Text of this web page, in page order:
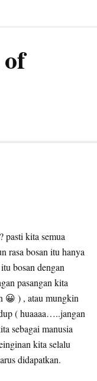
pasti kita semua
rasa bosan itu hanya
bosan dengan
pasangan kita
😀 ) , atau mungkin
( huaaaa…..jangan
sebagai manusia
kita selalu
didapatkan.